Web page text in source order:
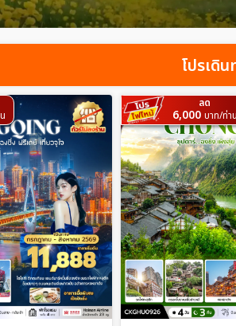
โปรเดิ
ลด
6,000 บาท/ท่าน